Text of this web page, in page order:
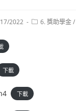
2022
Post6. 獎助學金/
下載
下載